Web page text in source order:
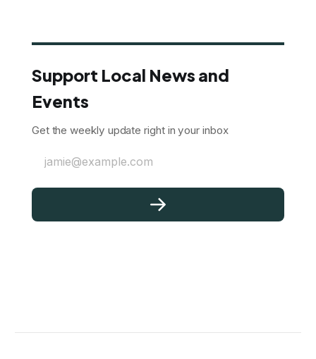
Support Local News and
Events
Get the weekly update right in your inbox
jamie@example.com